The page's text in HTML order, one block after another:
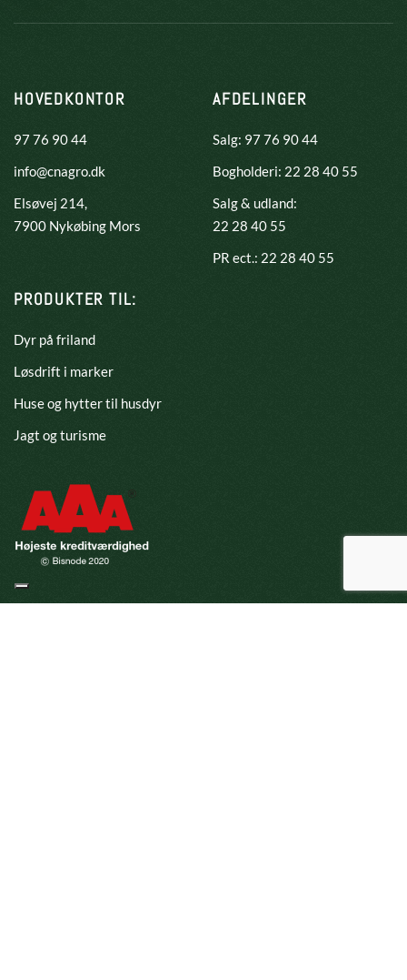
HOVEDKONTOR
97 76 90 44
info@cnagro.dk
Elsøvej 214,
​7900 Nykøbing Mors
AFDELINGER
Salg: 97 76 90 44
Bogholderi: 22 28 40 55
Salg & udland:
22 28 40 55
PR ect.: 22 28 40 55
PRODUKTER TIL:
Dyr på friland
Løsdrift i marker
Huse og hytter til husdyr
Jagt og turisme